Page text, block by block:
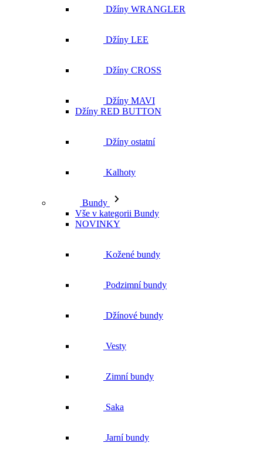
Džíny WRANGLER
Džíny LEE
Džíny CROSS
Džíny MAVI
Džíny RED BUTTON
Džíny ostatní
Kalhoty
Bundy
Vše v kategorii Bundy
NOVINKY
Kožené bundy
Podzimní bundy
Džínové bundy
Vesty
Zimní bundy
Saka
Jarní bundy